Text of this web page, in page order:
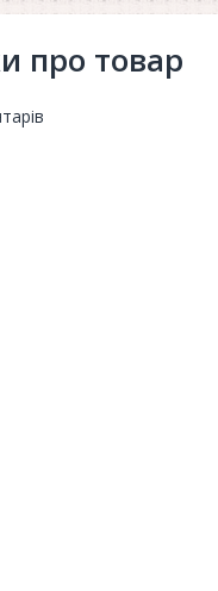
про товар